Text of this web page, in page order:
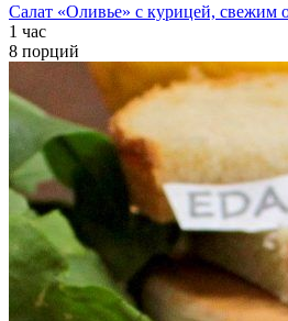
Салат «Оливье» с курицей, свежим
1 час
8 порций